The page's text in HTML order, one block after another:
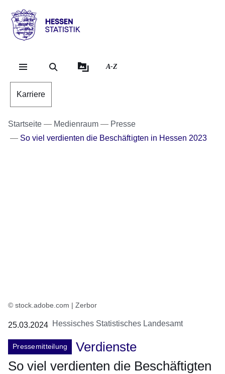
Hessen
Statistik
A-Z
Karriere
Startseite Medienraum
Presse
So viel verdienten die Beschäftigten in Hessen 2023
© stock.adobe.com | Zerbor
25.03.2024 Hessisches Statistisches Landesamt
Pressemitteilung
Verdienste
So viel verdienten die Beschäftigten